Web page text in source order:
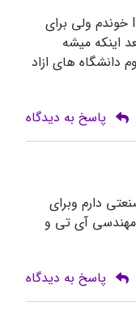
سلام وقتتون بخیر. من کارشناسی رشته IT خوندم ولی برای
اینکه میشه
دانشگاه های ازاد
پاسخ به دیدگاه
دارم وبرای
مهندسی آی تی و
پاسخ به دیدگاه